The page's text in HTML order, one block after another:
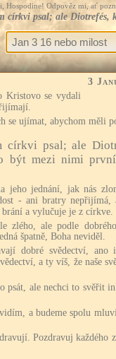
Hospodine! Odpověz mi, ať
církvi psal; ale Diotrefés,
3
Kristovo se vydali
se ujímat, abychom měli
církvi psal; ale
být mezi nimi
jeho jednání, jak nás
- ani bratry nepřijímá,
a vylučuje je z církve.
zlého, ale podle
špatně, Boha neviděl.
dobré svědectví, ano
a ty víš, že naše
psát, ale nechci to svěřit
a budeme spolu
Pozdravuj každého